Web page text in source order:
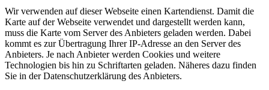
Wir verwenden auf dieser Webseite einen Kartendienst. Damit die
Karte auf der Webseite verwendet und dargestellt werden kann,
muss die Karte vom Server des Anbieters geladen werden. Dabei
kommt es zur Übertragung Ihrer IP-Adresse an den Server des
Anbieters. Je nach Anbieter werden Cookies und weitere
Technologien bis hin zu Schriftarten geladen. Näheres dazu finden
Sie in der Datenschutzerklärung des Anbieters.